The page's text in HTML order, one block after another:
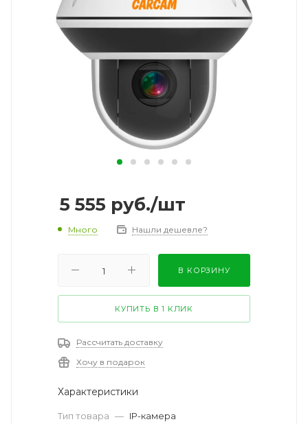
5 555 руб./шт
Много Нашли дешевле?
В КОРЗИНУ
КУПИТЬ В 1 КЛИК
Рассчитать доставку
Хочу в подарок
Характеристики
Тип товара — IP-камера